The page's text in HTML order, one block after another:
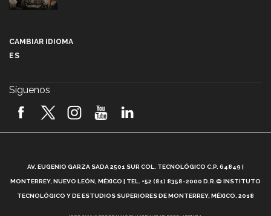
2026! (video)
¿Cómo es el Modelo Educativo Tec? (video)
CAMBIAR IDIOMA
ES
Síguenos
AV. EUGENIO GARZA SADA 2501 SUR COL. TECNOLÓGICO C.P. 64849 |
MONTERREY, NUEVO LEÓN, MÉXICO | TEL. +52 (81) 8358-2000 D.R.© INSTITUTO
TECNOLÓGICO Y DE ESTUDIOS SUPERIORES DE MONTERREY, MÉXICO. 2018